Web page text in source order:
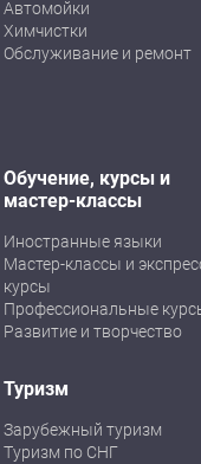
Автомойки
Химчистки
Обслуживание и ремонт
Обучение, курсы и
мастер-классы
Иностранные языки
Мастер-классы и
курсы
Профессиональные
Развитие и творчество
Туризм
Зарубежный туризм
Туризм по СНГ